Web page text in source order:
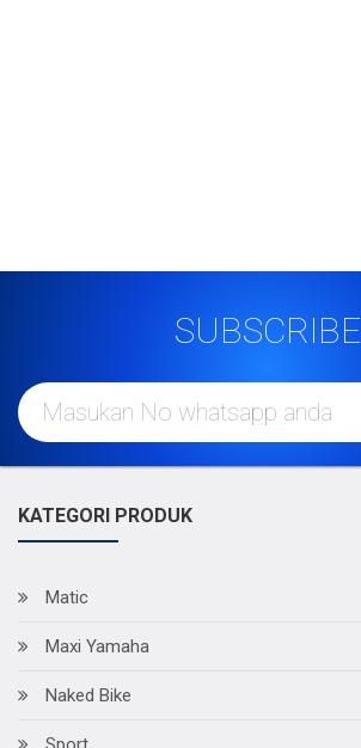
SUBSCRIBE
KATEGORI PRODUK
Matic
Maxi Yamaha
Naked Bike